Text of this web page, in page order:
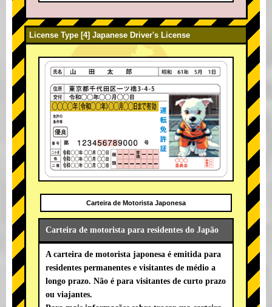
License Type [4] Japanese Driver's License
Carteira de Motorista Japonesa
Carteira de motorista para residentes do Japão
A carteira de motorista japonesa é emitida para
residentes permanentes e visitantes de médio a
longo prazo. Não é para visitantes de curto prazo
ou viajantes.